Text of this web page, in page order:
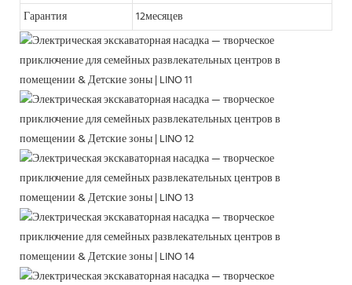
Гарантия
12месяцев